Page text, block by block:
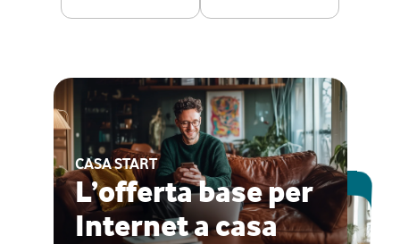
CASA START
L’offerta base per
Internet a casa
ESCLUSIVA ONLINE